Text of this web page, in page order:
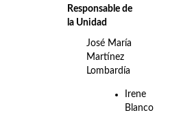
Responsable de
la Unidad
José María
Martínez
Lombardía
Irene
Blanco